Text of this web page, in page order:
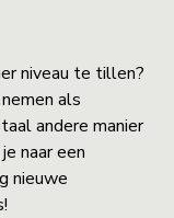
niveau te tillen?
als
andere manier
naar een
nieuwe